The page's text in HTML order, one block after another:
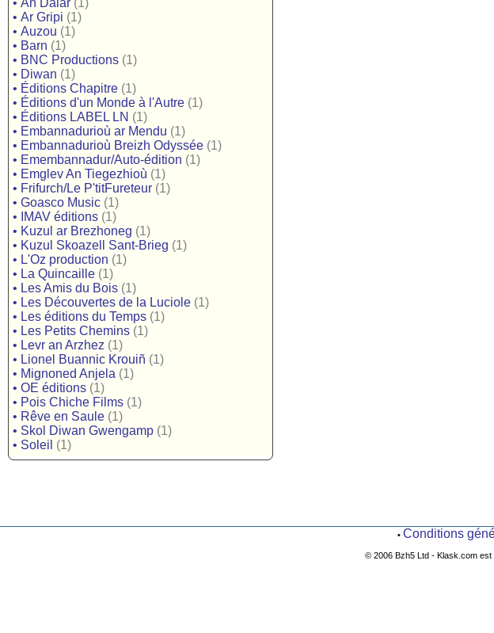
• An Dalar (1)
• Ar Gripi (1)
• Auzou (1)
• Barn (1)
• BNC Productions (1)
• Diwan (1)
• Éditions Chapitre (1)
• Éditions d'un Monde à l'Autre (1)
• Éditions LABEL LN (1)
• Embannadurioù ar Mendu (1)
• Embannadurioù Breizh Odyssée (1)
• Emembannadur/Auto-édition (1)
• Emglev An Tiegezhioù (1)
• Frifurch/Le P'titFureteur (1)
• Goasco Music (1)
•
IMAV éditions (1)
• Kuzul ar Brezhoneg (1)
• Kuzul Skoazell Sant-Brieg (1)
• L'Oz production (1)
• La Quincaille (1)
• Les Amis du Bois (1)
• Les Découvertes de la Luciole (1)
• Les éditions du Temps (1)
• Les Petits Chemins (1)
• Levr an Arzhez (1)
• Lionel Buannic Krouiñ (1)
• Mignoned Anjela (1)
• OE éditions (1)
• Pois Chiche Films (1)
• Rêve en Saule (1)
• Skol Diwan Gwengamp (1)
• Soleil (1)
• Conditions
© 2006 Bzh5 Ltd - Klask.com est